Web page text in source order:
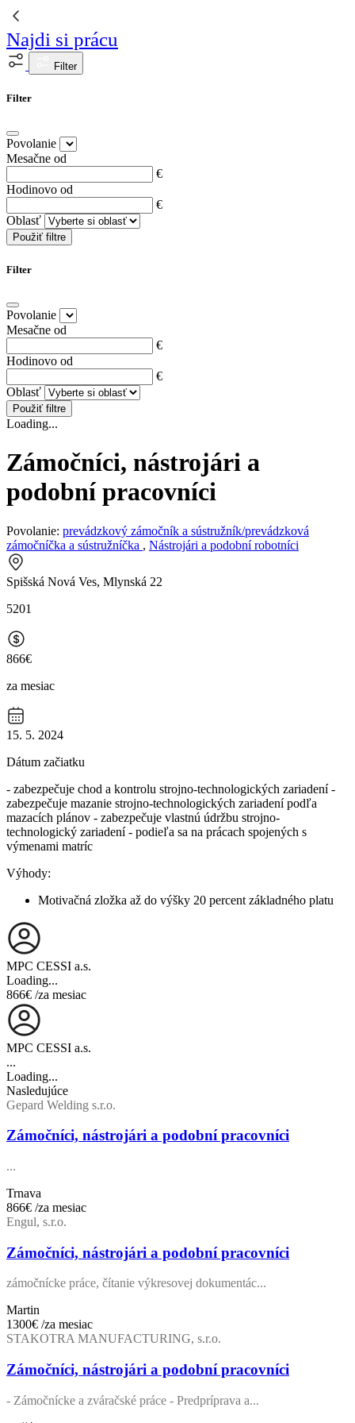
Najdi si prácu
Filter
Filter
Povolanie
Mesačne od
€
Hodinovo od
€
Oblasť
Použiť filtre
Filter
Povolanie
Mesačne od
€
Hodinovo od
€
Oblasť
Použiť filtre
Loading...
Zámočníci, nástrojári a
podobní pracovníci
Povolanie: prevádzkový zámočník a sústružník/prevádzková
zámočníčka a sústružníčka , Nástrojári a podobní robotníci
Spišská Nová Ves, Mlynská 22
5201
866€
za mesiac
15. 5. 2024
Dátum začiatku
- zabezpečuje chod a kontrolu strojno-technologických zariadení -
zabezpečuje mazanie strojno-technologických zariadení podľa
mazacích plánov - zabezpečuje vlastnú údržbu strojno-
technologický zariadení - podieľa sa na prácach spojených s
výmenami matríc
Výhody:
Motivačná zložka až do výšky 20 percent základného platu
MPC CESSI a.s.
Loading...
866€ /za mesiac
MPC CESSI a.s.
...
Loading...
Nasledujúce
Gepard Welding s.r.o.
Zámočníci, nástrojári a podobní pracovníci
...
Trnava
866€ /za mesiac
Engul, s.r.o.
Zámočníci, nástrojári a podobní pracovníci
zámočnícke práce, čítanie výkresovej dokumentác...
Martin
1300€ /za mesiac
STAKOTRA MANUFACTURING, s.r.o.
Zámočníci, nástrojári a podobní pracovníci
- Zámočnícke a zváračské práce - Predpríprava a...